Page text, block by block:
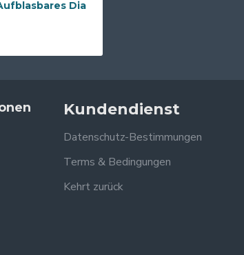
Dia
Kundendienst
Datenschutz-Bestimmungen
Terms & Bedingungen
Kehrt zurück